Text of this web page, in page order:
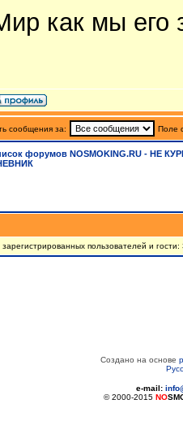
как мы его
сообщения за: Поле
форумов NOSMOKING.RU - НЕ
пользователей и гости:
Создано на основе
e-mail:
© 2000-2015 NO